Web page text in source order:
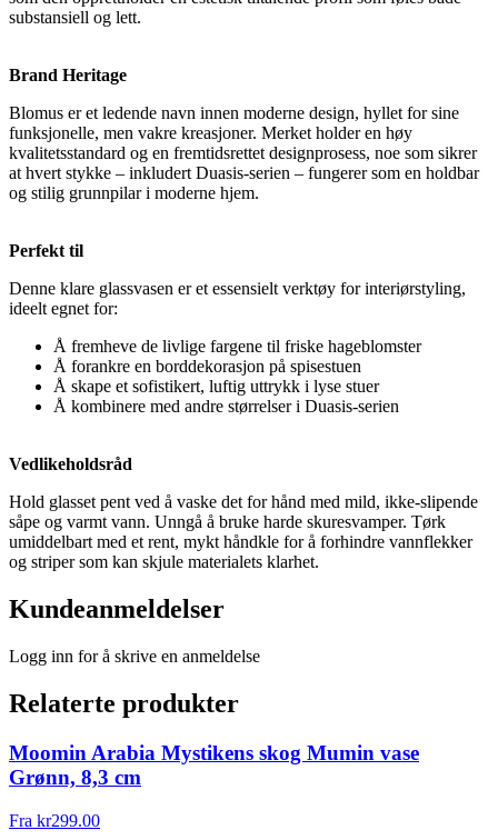
substansiell og lett.
Brand Heritage
Blomus er et ledende navn innen moderne design, hyllet for sine
funksjonelle, men vakre kreasjoner. Merket holder en høy
kvalitetsstandard og en fremtidsrettet designprosess, noe som sikrer
at hvert stykke – inkludert Duasis-serien – fungerer som en holdbar
og stilig grunnpilar i moderne hjem.
Perfekt til
Denne klare glassvasen er et essensielt verktøy for interiørstyling,
ideelt egnet for:
Å fremheve de livlige fargene til friske hageblomster
Å forankre en borddekorasjon på spisestuen
Å skape et sofistikert, luftig uttrykk i lyse stuer
Å kombinere med andre størrelser i Duasis-serien
Vedlikeholdsråd
Hold glasset pent ved å vaske det for hånd med mild, ikke-slipende
såpe og varmt vann. Unngå å bruke harde skuresvamper. Tørk
umiddelbart med et rent, mykt håndkle for å forhindre vannflekker
og striper som kan skjule materialets klarhet.
Kundeanmeldelser
Logg inn for å skrive en anmeldelse
Relaterte produkter
Moomin Arabia Mystikens skog Mumin vase
Grønn, 8,3 cm
Fra kr299.00